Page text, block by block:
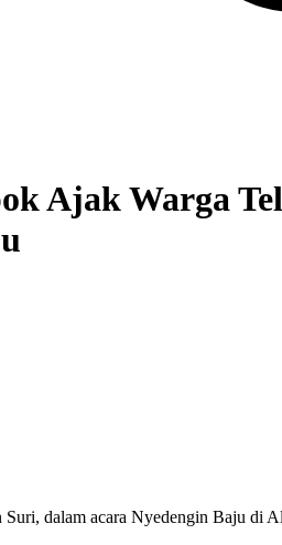
Ajak Warga
dalam acara Nyedengin Baju